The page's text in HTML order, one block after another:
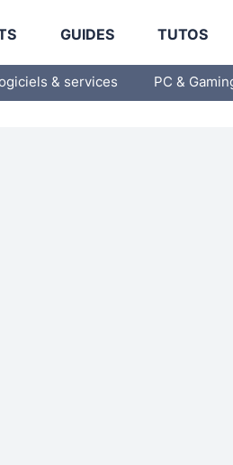
GUIDES TUTOS
& services PC &